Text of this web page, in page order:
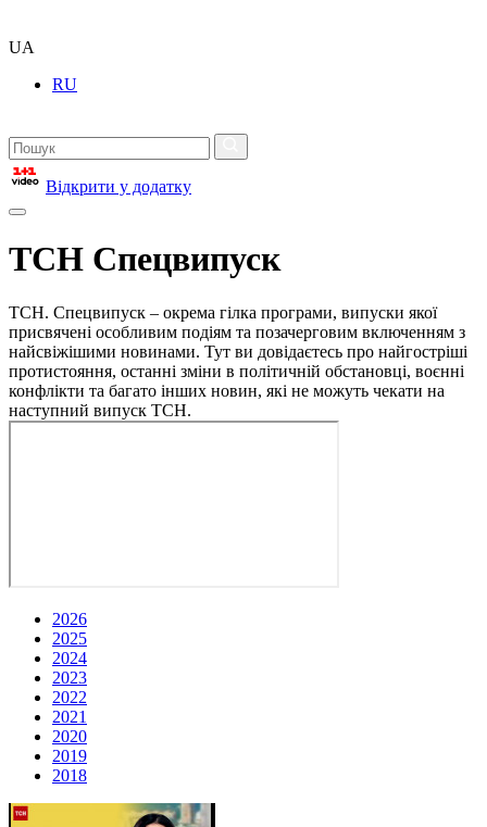
UA
RU
Відкрити у додатку
ТСН Спецвипуск
ТСН. Спецвипуск – окрема гілка програми, випуски якої
присвячені особливим подіям та позачерговим включенням з
найсвіжішими новинами. Тут ви довідаєтесь про найгостріші
протистояння, останні зміни в політичній обстановці, воєнні
конфлікти та багато інших новин, які не можуть чекати на
наступний випуск ТСН.
2026
2025
2024
2023
2022
2021
2020
2019
2018